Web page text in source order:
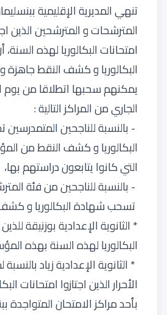
تنهي المديرية الإقليمية
المترشحات و المترشحين الذين
امتحانات البكالوريا لهذه
البكالوريا و كشف النقط جاهزة
الجاري من المراكز التالية :
- بالنسبة للناجحين
البكالوريا و كشف النقط من
التي كانوا يتابعون دراستهم بها،
- بالنسبة للناجحين من فئة
تسحب شهادة البكالوريا و
* الثانوية الإعدادية بوزنيقة
البكالوريا لهذه السنة بهذه
* الثانوية الإعدادية زياد
الأحرار الذين اجتازوا امتحانات
بأحد مراكز الامتحان المتواجدة